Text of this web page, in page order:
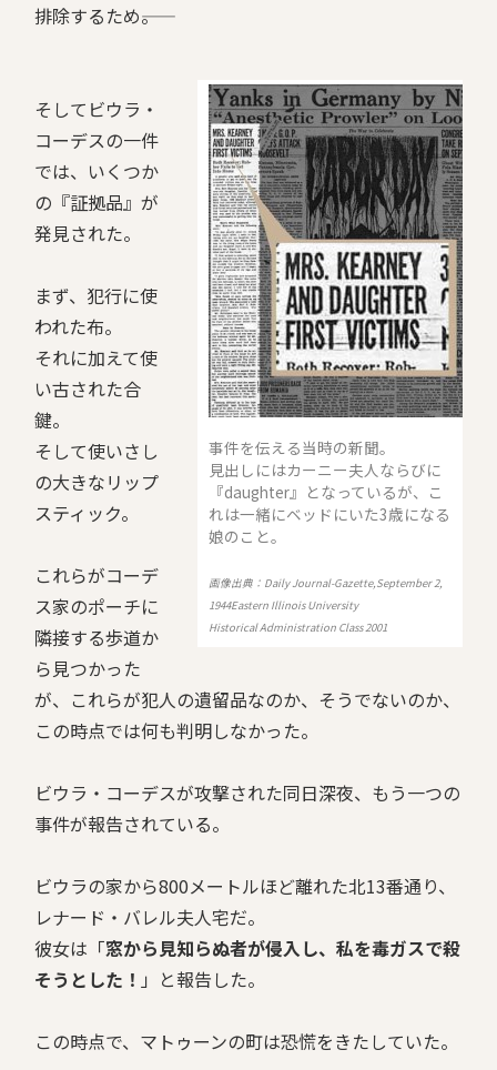
排除するため――。
事件を伝える当時の新聞。
見出しにはカーニー夫人ならびに
『daughter』となっているが、こ
れは一緒にベッドにいた3歳になる
娘のこと。
画像出典：Daily Journal-Gazette,September 2,
1944Eastern Illinois University
Historical Administration Class 2001
そしてビウラ・
コーデスの一件
では、いくつか
の『証拠品』が
発見された。
まず、犯行に使
われた布。
それに加えて使
い古された合
鍵。
そして使いさし
の大きなリップ
スティック。
これらがコーデ
ス家のポーチに
隣接する歩道か
ら見つかった
が、これらが犯人の遺留品なのか、そうでないのか、
この時点では何も判明しなかった。
ビウラ・コーデスが攻撃された同日深夜、もう一つの
事件が報告されている。
ビウラの家から800メートルほど離れた北13番通り、
レナード・バレル夫人宅だ。
彼女は「窓から見知らぬ者が侵入し、私を毒ガスで殺
そうとした！ 」と報告した。
この時点で、マトゥーンの町は恐慌をきたしていた。